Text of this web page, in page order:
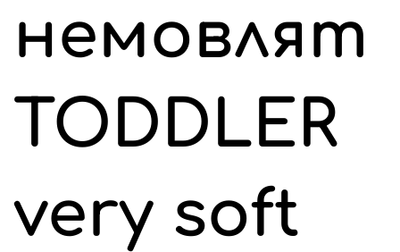
немовлят
TODDLER
very soft